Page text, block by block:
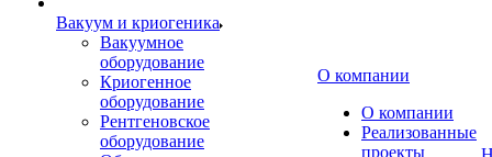
Вакуум и криогеника
Вакуумное
оборудование
Криогенное
оборудование
Рентгеновское
оборудование
О компании
О компании
Реализованные
проекты